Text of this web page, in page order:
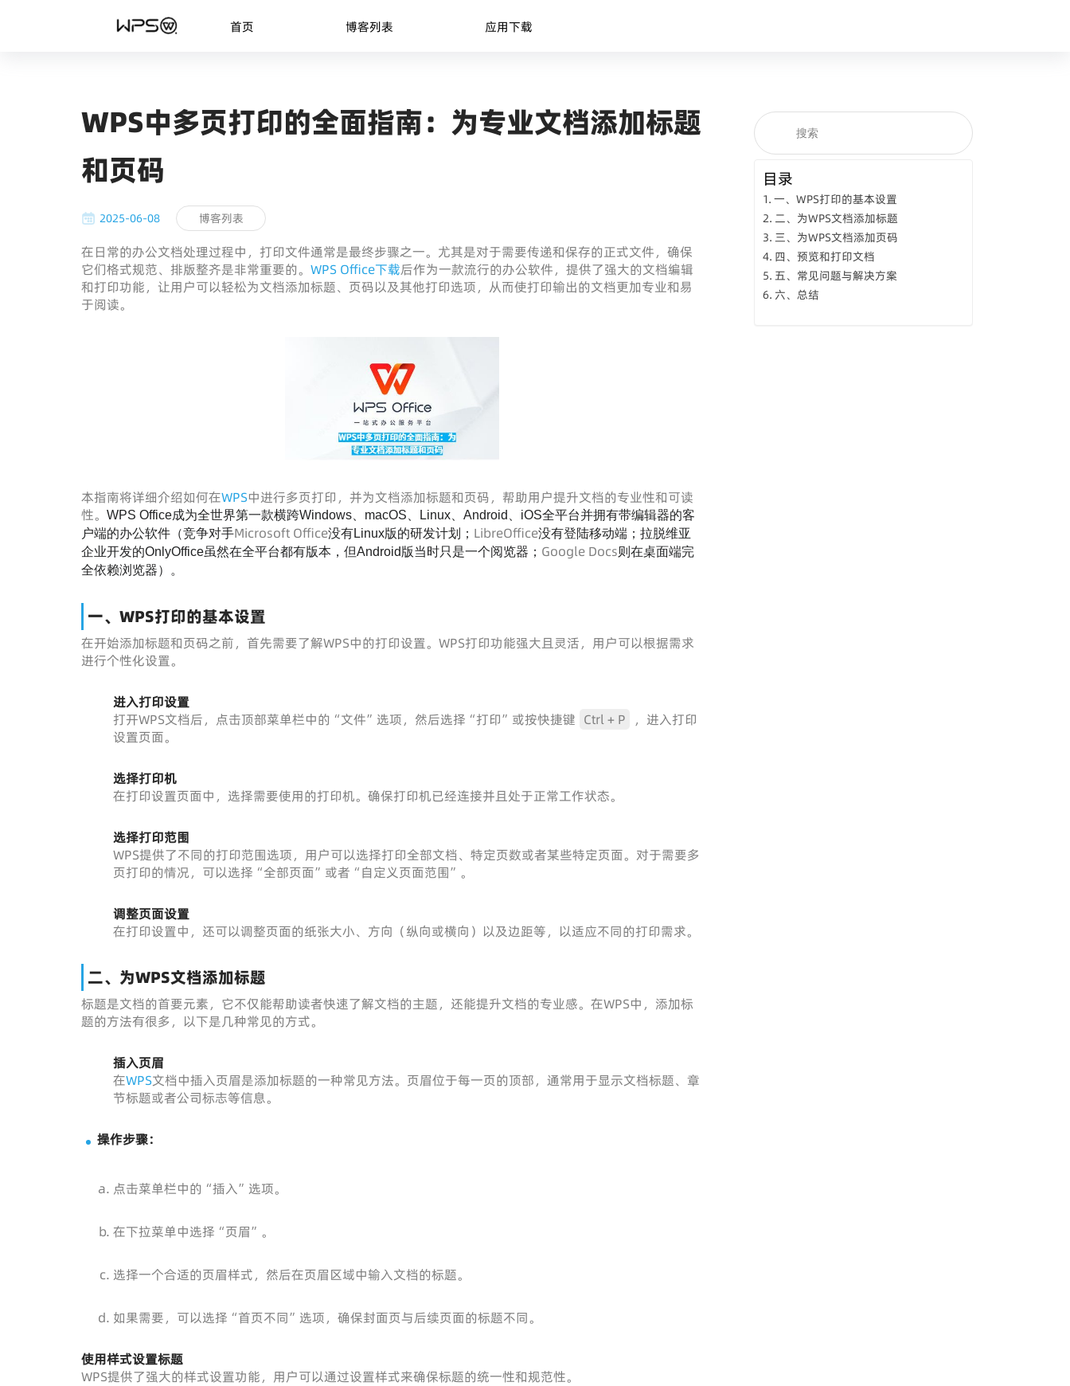
首页 博客列表 应用下载
WPS中多页打印的全面指南：为专业文档添加标题
和页码
2025-06-08 博客列表
在日常的办公文档处理过程中，打印文件通常是最终步骤之一。尤其是对于需要传递和保存的正式文件，确保
它们格式规范、排版整齐是非常重要的。 WPS Office下载后作为一款流行的办公软件，提供了强大的文档编辑
和打印功能，让用户可以轻松为文档添加标题、页码以及其他打印选项，从而使打印输出的文档更加专业和易
于阅读。
本指南将详细介绍如何在WPS中进行多页打印，并为文档添加标题和页码，帮助用户提升文档的专业性和可读
性。 WPS Office成为全世界第一款横跨Windows、macOS、Linux、Android、iOS全平台并拥有带编辑器的客
户端的办公软件（竞争对手Microsoft Office没有Linux版的研发计划； LibreOffice没有登陆移动端；拉脱维亚
企业开发的OnlyOffice虽然在全平台都有版本，但Android版当时只是一个阅览器； Google Docs则在桌面端完
全依赖浏览器）。
一、WPS打印的基本设置
在开始添加标题和页码之前，首先需要了解WPS中的打印设置。WPS打印功能强大且灵活，用户可以根据需求
进行个性化设置。
进入打印设置
打开WPS文档后，点击顶部菜单栏中的“文件”选项，然后选择“打印”或按快捷键 Ctrl + P
，进入打印
设置页面。
选择打印机
在打印设置页面中，选择需要使用的打印机。确保打印机已经连接并且处于正常工作状态。
选择打印范围
WPS提供了不同的打印范围选项，用户可以选择打印全部文档、特定页数或者某些特定页面。对于需要多
页打印的情况，可以选择“全部页面”或者“自定义页面范围”。
调整页面设置
在打印设置中，还可以调整页面的纸张大小、方向（纵向或横向）以及边距等，以适应不同的打印需求。
二、为WPS文档添加标题
标题是文档的首要元素，它不仅能帮助读者快速了解文档的主题，还能提升文档的专业感。在WPS中，添加标
题的方法有很多，以下是几种常见的方式。
插入页眉
在WPS文档中插入页眉是添加标题的一种常见方法。页眉位于每一页的顶部，通常用于显示文档标题、章
节标题或者公司标志等信息。
操作步骤：
点击菜单栏中的“插入”选项。
在下拉菜单中选择“页眉”。
选择一个合适的页眉样式，然后在页眉区域中输入文档的标题。
如果需要，可以选择“首页不同”选项，确保封面页与后续页面的标题不同。
使用样式设置标题
WPS提供了强大的样式设置功能，用户可以通过设置样式来确保标题的统一性和规范性。
目录
一、WPS打印的基本设置
二、为WPS文档添加标题
三、为WPS文档添加页码
四、预览和打印文档
五、常见问题与解决方案
六、总结